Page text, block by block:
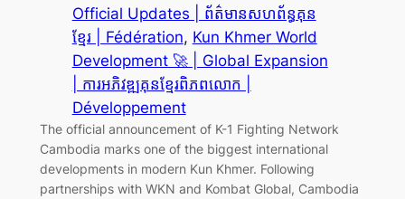
Official Updates | ព័ត៌មានសហព័ន្ធគុន
ខ្មែរ | Fédération, Kun Khmer World
Development 🚀 | Global Expansion
| ការអភិវឌ្ឍគុនខ្មែរពិភពលោក |
Développement
The official announcement of K-1 Fighting Network
Cambodia marks one of the biggest international
developments in modern Kun Khmer. Following
partnerships with WKN and Kombat Global, Cambodia